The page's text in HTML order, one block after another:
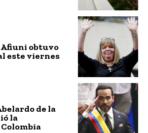
obtuvo
este viernes
de la
la